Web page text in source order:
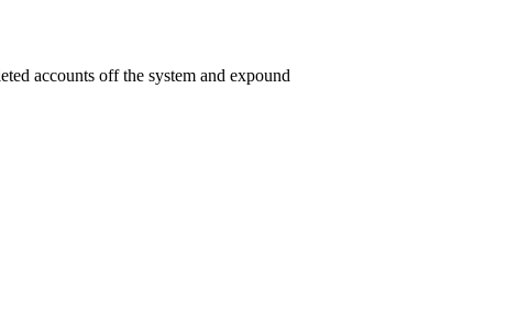
accounts off the system and expound